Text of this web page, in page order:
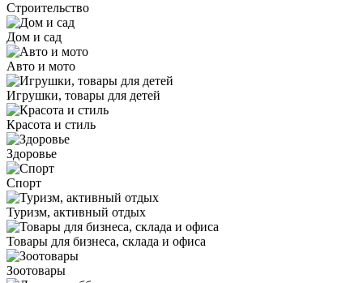
Строительство
Дом и сад
Авто и мото
Игрушки, товары для детей
Красота и стиль
Здоровье
Спорт
Туризм, активный отдых
Товары для бизнеса, склада и офиса
Зоотовары